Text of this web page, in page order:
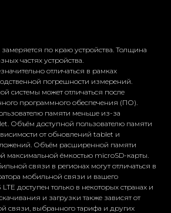
по краю устройства. Толщина
частях устройства.
отличаться в рамках
погрешности измерений.
системы может отличаться после
программного обеспечения (ПО).
памяти меньше из-за
Объём доступной пользователю памяти
от обновлений tablet и
Объём расширенной памяти
максимальной ёмкостью microSD-карты.
связи в регионах могут отличаться в
мобильной связи и вашего
доступен только в некоторых странах и
и загрузки также зависят от
связи, выбранного тарифа и других